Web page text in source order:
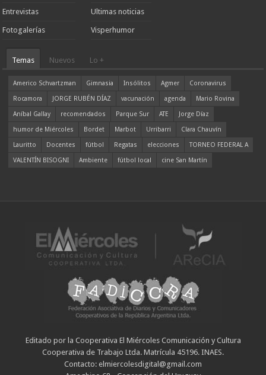
Entrevistas
Fotogalerías
Ultimas noticias
Visperhumor
Temas Nuevos Lo +
Americo Schvartzman Gimnasia Insólitos Agmer
Coronavirus
Rocamora
JORGE RUBÉN DÍAZ vacunación agenda
Mario Rovina
Aníbal Gallay
recomendados Parque Sur ATE
Jorge Díaz
humor de Miércoles
Bordet Marbot Urribarri
Clara Chauvín
Lauritto
Docentes fútbol Regatas elecciones
TORNEO FEDERAL A
VALENTÍN BISOGNI
Ambiente fútbol local cine San Martín
Editado por la Cooperativa El Miércoles Comunicación y Cultura
Cooperativa de Trabajo Ltda. Matrícula 45196. INAES.
Contacto: elmiercolesdigital@gmail.com